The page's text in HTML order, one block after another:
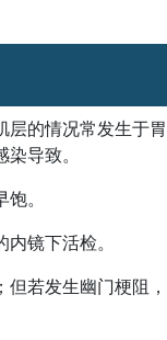
层的情况常发生于胃
导致。
。
镜下活检。
若发生幽门梗阻，